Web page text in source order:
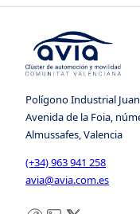
Polígono Industrial
Avenida de la Foia,
Almussafes, Valencia
(+34) 963 941 258
avia@avia.com.es